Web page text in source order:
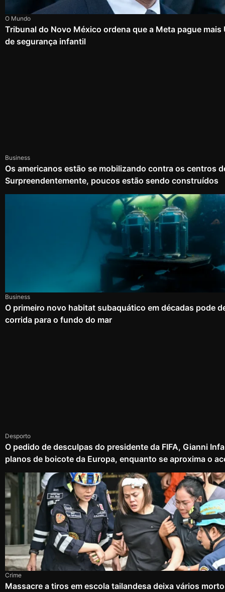
O Mundo
Tribunal do Novo México ordena que a Meta pague mais
de segurança infantil
Business
Os americanos estão se mobilizando contra os centros
Surpreendentemente, poucos estão sendo construídos
Business
O primeiro novo habitat subaquático em décadas pode
corrida para o fundo do mar
Desporto
O pedido de desculpas do presidente da FIFA, Gianni
planos de boicote da Europa, enquanto se aproxima o
Crime
Massacre a tiros em escola tailandesa deixa vários